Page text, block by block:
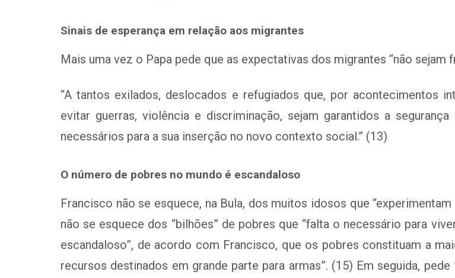
Sinais de esperança em relação aos migrantes
Mais uma vez o Papa pede que as expectativas dos migrantes “não
“A tantos exilados, deslocados e refugiados que, por acontecimentos
evitar guerras, violência e discriminação, sejam garantidos a
necessários para a sua inserção no novo contexto social.” (13)
O número de pobres no mundo é escandaloso
Francisco não se esquece, na Bula, dos muitos idosos que
não se esquece dos “bilhões” de pobres que “falta o necessário para
escandaloso”, de acordo com Francisco, que os pobres constituam a
recursos destinados em grande parte para armas”. (15) Em seguida,